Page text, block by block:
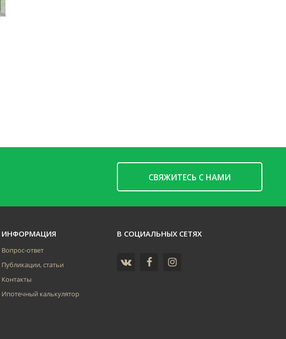
CВЯЖИТЕСЬ С НАМИ
ИНФОРМАЦИЯ
Вопрос-ответ
Публикации, статьи
Контакты
Ипотечный калькулятор
В СОЦИАЛЬНЫХ СЕТЯХ